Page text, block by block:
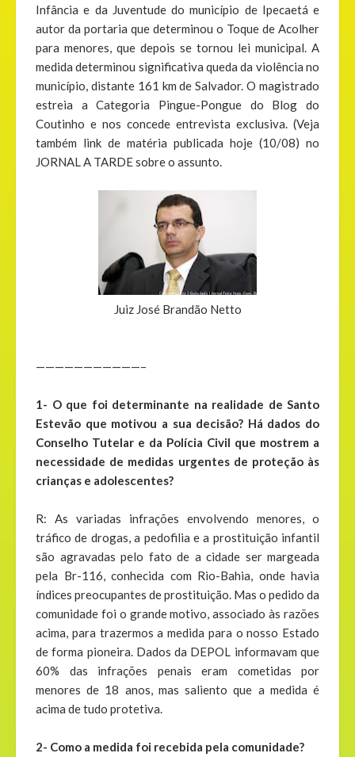
Infância e da Juventude do município de Ipecaetá e
autor da portaria que determinou o Toque de Acolher
para menores, que depois se tornou lei municipal. A
medida determinou significativa queda da violência no
município, distante 161 km de Salvador. O magistrado
estreia a Categoria Pingue-Pongue do Blog do
Coutinho e nos concede entrevista exclusiva. (Veja
também link de matéria publicada hoje (10/08) no
JORNAL A TARDE sobre o assunto.
Juiz José Brandão Netto
———————————–
1- O que foi determinante na realidade de Santo
Estevão que motivou a sua decisão? Há dados do
Conselho Tutelar e da Polícia Civil que mostrem a
necessidade de medidas urgentes de proteção às
crianças e adolescentes?
R: As variadas infrações envolvendo menores, o
tráfico de drogas, a pedofilia e a prostituição infantil
são agravadas pelo fato de a cidade ser margeada
pela Br-116, conhecida com Rio-Bahia, onde havia
índices preocupantes de prostituição. Mas o pedido da
comunidade foi o grande motivo, associado às razões
acima, para trazermos a medida para o nosso Estado
de forma pioneira. Dados da DEPOL informavam que
60% das infrações penais eram cometidas por
menores de 18 anos, mas saliento que a medida é
acima de tudo protetiva.
2- Como a medida foi recebida pela comunidade?